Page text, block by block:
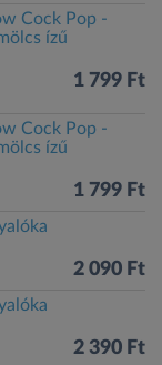
Cock Pop -
ízű
1 799 Ft
Cock Pop -
ízű
1 799 Ft
2 090 Ft
2 390 Ft